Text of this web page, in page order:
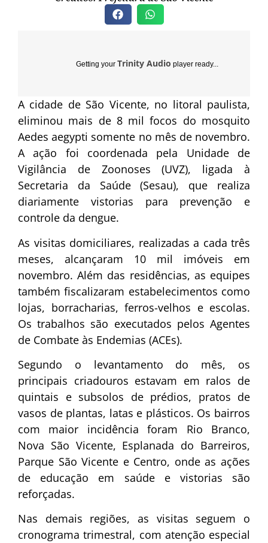
Getting your Trinity Audio player ready...
A cidade de São Vicente, no litoral paulista,
eliminou mais de 8 mil focos do mosquito
Aedes aegypti somente no mês de novembro.
A ação foi coordenada pela Unidade de
Vigilância de Zoonoses (UVZ), ligada à
Secretaria da Saúde (Sesau), que realiza
diariamente vistorias para prevenção e
controle da dengue.
As visitas domiciliares, realizadas a cada três
meses, alcançaram 10 mil imóveis em
novembro. Além das residências, as equipes
também fiscalizaram estabelecimentos como
lojas, borracharias, ferros-velhos e escolas.
Os trabalhos são executados pelos Agentes
de Combate às Endemias (ACEs).
Segundo o levantamento do mês, os
principais criadouros estavam em ralos de
quintais e subsolos de prédios, pratos de
vasos de plantas, latas e plásticos. Os bairros
com maior incidência foram Rio Branco,
Nova São Vicente, Esplanada do Barreiros,
Parque São Vicente e Centro, onde as ações
de educação em saúde e vistorias são
reforçadas.
Nas demais regiões, as visitas seguem o
cronograma trimestral, com atenção especial